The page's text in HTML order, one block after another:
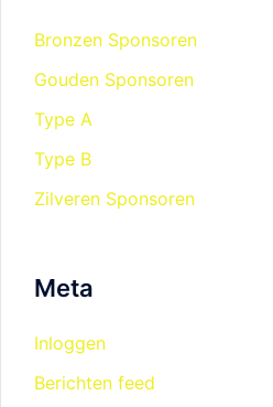
Bronzen Sponsoren
Gouden Sponsoren
Type A
Type B
Zilveren Sponsoren
Meta
Inloggen
Berichten feed